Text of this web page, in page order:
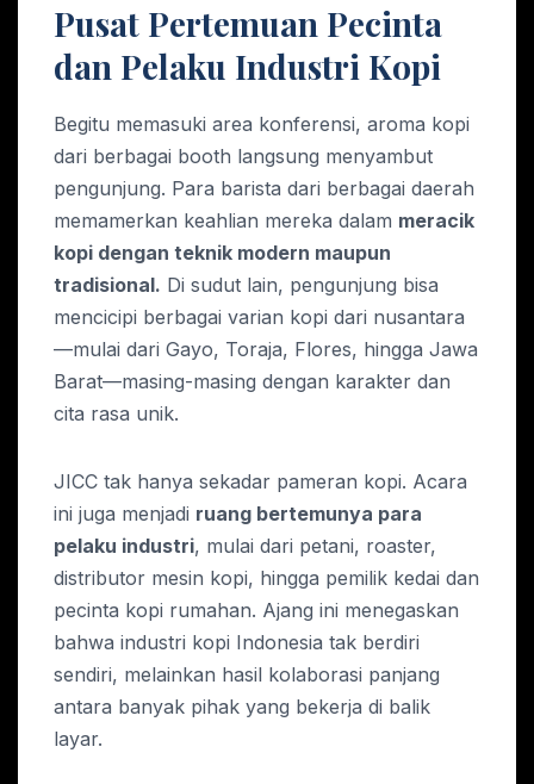
Pusat Pertemuan Pecinta
dan Pelaku Industri Kopi
Begitu memasuki area konferensi, aroma kopi
dari berbagai booth langsung menyambut
pengunjung. Para barista dari berbagai daerah
memamerkan keahlian mereka dalam meracik
kopi dengan teknik modern maupun
tradisional. Di sudut lain, pengunjung bisa
mencicipi berbagai varian kopi dari nusantara
—mulai dari Gayo, Toraja, Flores, hingga Jawa
Barat—masing-masing dengan karakter dan
cita rasa unik.
JICC tak hanya sekadar pameran kopi. Acara
ini juga menjadi ruang bertemunya para
pelaku industri, mulai dari petani, roaster,
distributor mesin kopi, hingga pemilik kedai dan
pecinta kopi rumahan. Ajang ini menegaskan
bahwa industri kopi Indonesia tak berdiri
sendiri, melainkan hasil kolaborasi panjang
antara banyak pihak yang bekerja di balik
layar.